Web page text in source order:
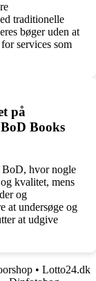
traditionelle
bøger uden at
services som
på
Books
BoD, hvor nogle
kvalitet, mens
og
at undersøge og
at udgive
• Lotto24.dk